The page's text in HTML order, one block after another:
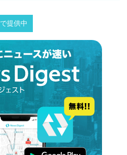
で提供中